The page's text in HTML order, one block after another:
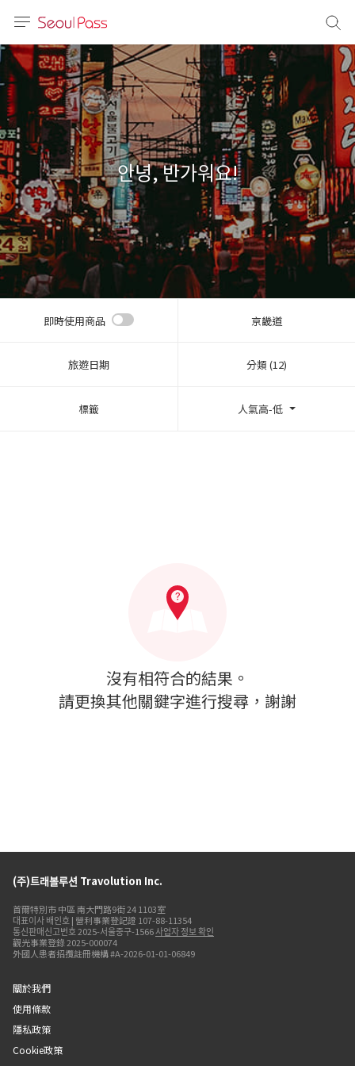
体)
文 (台灣)
안녕, 반가워요!
即時使用商品 京畿道
旅遊日期 分類 (12)
標籤 人氣高-低
沒有相符合的結果。
請更換其他關鍵字進行搜尋，謝謝
(주)트래볼루션 Travolution Inc.
首爾特別市 中區 南大門路9街 24 1103室
대표이사 배인호 | 營利事業登記證 107-88-11354
통신판매신고번호 2025-서울중구-1566사업자 정보 확인
觀光事業登錄 2025-000074
外國人患者招攬註冊機構 #A-2026-01-01-06849
關於我們
使用條款
隱私政策
Cookie政策